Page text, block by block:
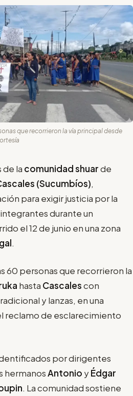
que recorrieron la vía principal desde
la comunidad shuarde
(Sucumbíos),
para exigir justicia por la
durante un
el 12 de junio en una zona
.
60 personas que recorrieron la
hasta Cascalescon
y lanzas, en una
reclamo de esclarecimiento
por dirigentes
hermanosAntonio yÉdgar
. La comunidad sostiene